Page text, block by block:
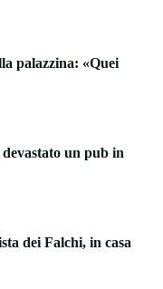
palazzina: «Quei
un pub in
dei Falchi, in casa